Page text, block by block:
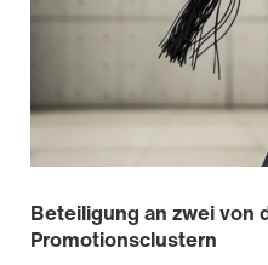
Beteiligung an zwei von
Promotionsclustern